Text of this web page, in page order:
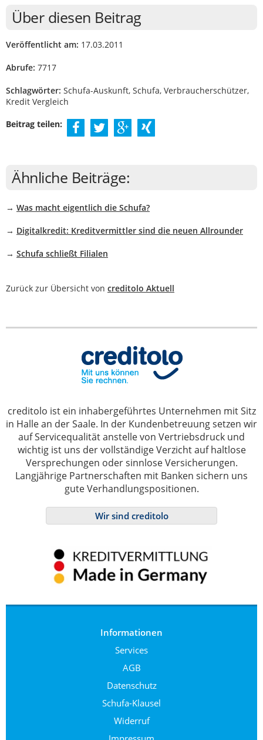
Über diesen Beitrag
Veröffentlicht am: 17.03.2011
Abrufe: 7717
Schlagwörter: Schufa-Auskunft, Schufa, Verbraucherschützer,
Kredit Vergleich
Beitrag teilen:
Ähnliche Beiträge:
→ Was macht eigentlich die Schufa?
→ Digitalkredit: Kreditvermittler sind die neuen Allrounder
→ Schufa schließt Filialen
Zurück zur Übersicht von creditolo Aktuell
creditolo ist ein inhabergeführtes Unternehmen mit Sitz
in Halle an der Saale. In der Kundenbetreuung setzen wir
auf Servicequalität anstelle von Vertriebsdruck und
wichtig ist uns der vollständige Verzicht auf haltlose
Versprechungen oder sinnlose Versicherungen.
Langjährige Partnerschaften mit Banken sichern uns
gute Verhandlungspositionen.
Wir sind creditolo
Informationen
Services
AGB
Datenschutz
Schufa-Klausel
Widerruf